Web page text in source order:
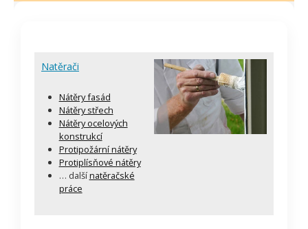
Natěrači
Nátěry fasád
Nátěry střech
Nátěry ocelových
konstrukcí
Protipožární nátěry
Protiplísňové nátěry
… dalšínatěračské
práce